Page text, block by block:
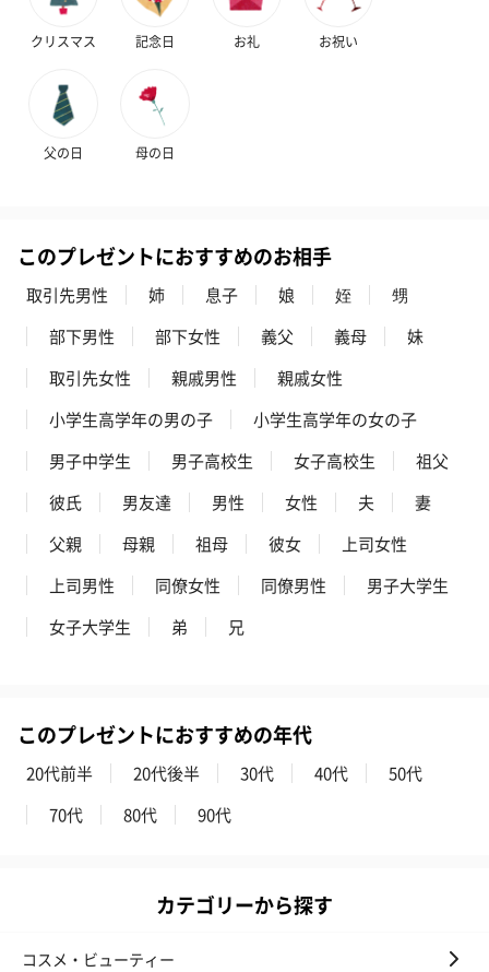
いぶりがっことチーズ
クリスマス 記念日 お礼 お祝い
父の日 母の日
このプレゼントにおすすめのお相手
取引先男性 姉 息子 娘 姪
甥
部下男性
部下女性 義父 義母
妹
取引先女性
親戚男性
親戚女性
小学生高学年の男の子
小学生高学年の女の子
男子中学生
男子高校生 女子高校生
祖父
彼氏
男友達 男性 女性 夫
妻
父親
母親 祖母 彼女
上司女性
上司男性
同僚女性 同僚男性
男子大学生
女子大学生
弟 兄
このプレゼントにおすすめの年代
20代前半 20代後半 30代 40代
50代
70代
80代 90代
カテゴリーから探す
コスメ・ビューティー